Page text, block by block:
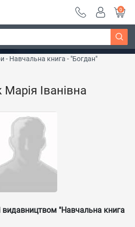
знижка 25%
0
- Навчальна книга - "Богдан"
Марія Іванівна
видавництвом "Навчальна книга